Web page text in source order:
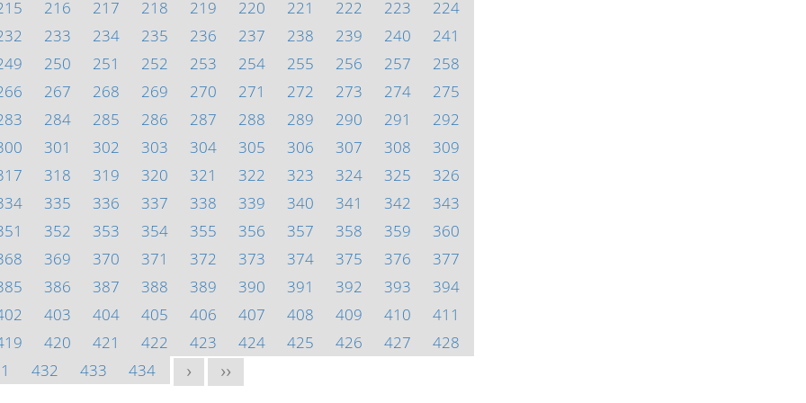
216 217 218 219 220 221 222 223
224
233 234 235 236 237 238 239 240
241
250 251 252 253 254 255 256 257
258
267 268 269 270 271 272 273 274
275
284 285 286 287 288 289 290 291
292
301 302 303 304 305 306 307 308
309
318 319 320 321 322 323 324 325
326
335 336 337 338 339 340 341 342
343
352 353 354 355 356 357 358 359
360
369 370 371 372 373 374 375 376
377
386 387 388 389 390 391 392 393
394
403 404 405 406 407 408 409 410
411
420 421 422 423 424 425 426 427
428
432 433 434 > >>